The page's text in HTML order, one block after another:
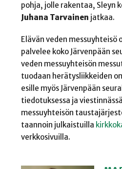
pohja, jolle rakentaa, Sleyn
Juhana Tarvainen jatkaa.
Elävän veden messuyhteisö
palvelee koko Järvenpään
veden messuyhteisön
tuodaan herätysliikkeiden
esille myös Järvenpään
tiedotuksessa ja
messuyhteisön
taannoin julkaistuilla
verkkosivuilla.